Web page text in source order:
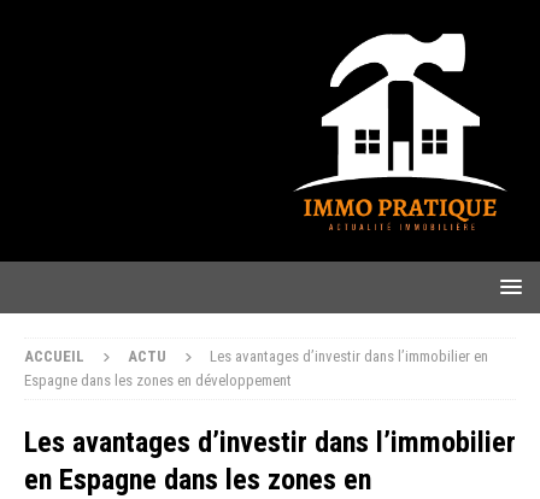
ACCUEIL ACTU
Les avantages d’investir dans l’immobilier en
Espagne dans les zones en développement
Les avantages d’investir dans l’immobilier
en Espagne dans les zones en